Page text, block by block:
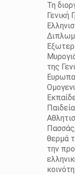
Τη
Γενική
της
θερμά
την